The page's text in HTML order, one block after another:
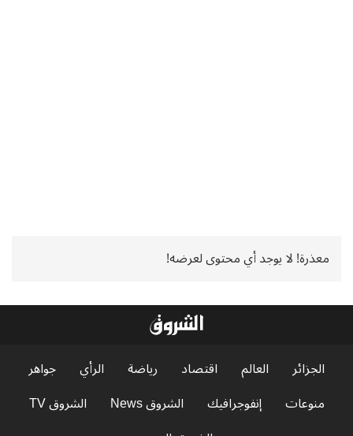
معذرة! لا يوجد أي محتوى لعرضه!
الجزائر العالم اقتصاد رياضة الرأي
جواهر
منوعات
إنفوجرافيك الشروق News
الشروق TV